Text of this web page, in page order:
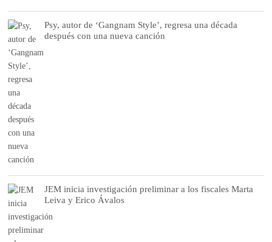
Psy, autor de ‘Gangnam Style’, regresa una década
después con una nueva canción
JEM inicia investigación preliminar a los fiscales Marta
Leiva y Erico Ávalos